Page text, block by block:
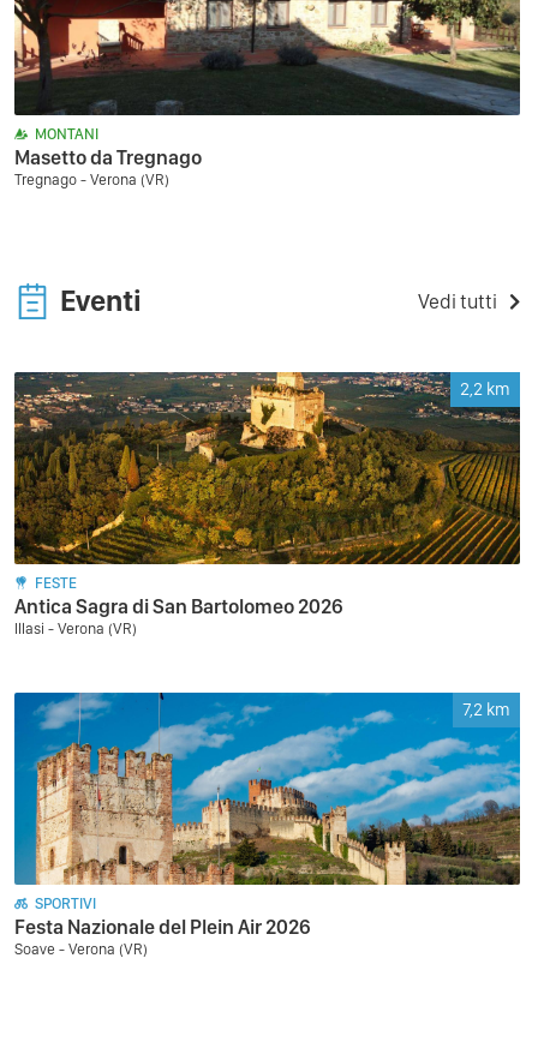
MONTANI
Masetto da Tregnago
Tregnago - Verona (VR)
Eventi Vedi tutti
2,2 km
FESTE
Antica Sagra di San Bartolomeo 2026
Illasi - Verona (VR)
7,2 km
SPORTIVI
Festa Nazionale del Plein Air 2026
Soave - Verona (VR)